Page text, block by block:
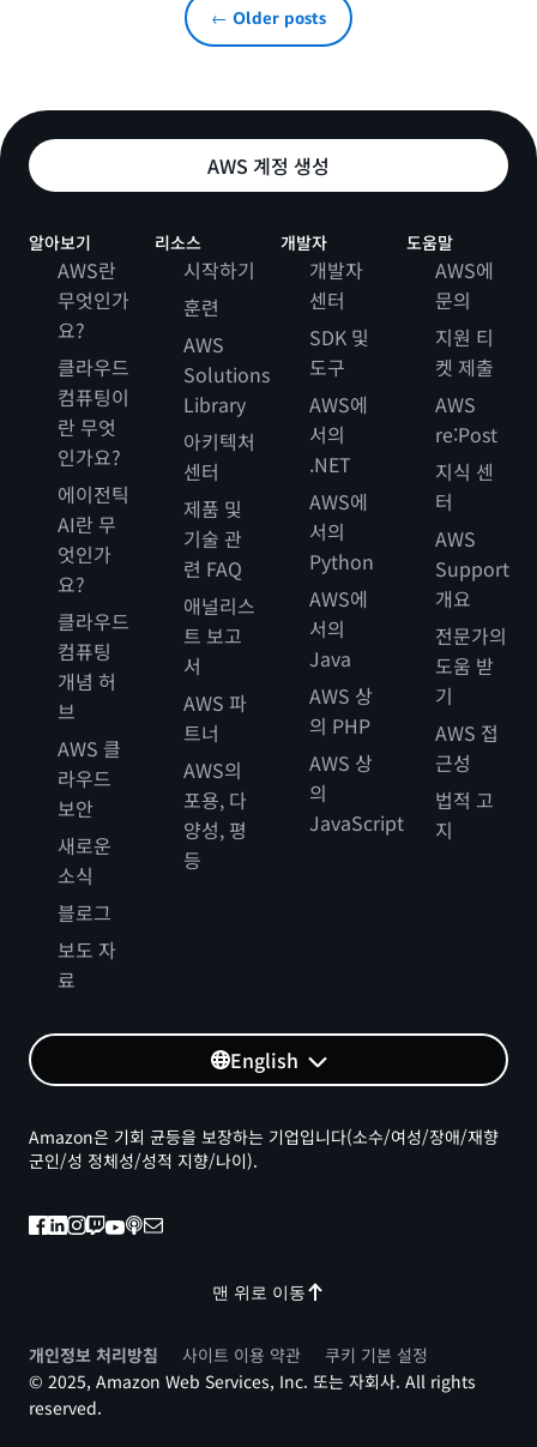
← Older posts
AWS 계정 생성
알아보기
AWS란
무엇인가
요?
클라우드
컴퓨팅이
란 무엇
인가요?
에이전틱
AI란 무
엇인가
요?
클라우드
컴퓨팅
개념 허
브
AWS 클
라우드
보안
새로운
소식
블로그
보도 자
료
리소스
시작하기
훈련
AWS
Solutions
Library
아키텍처
센터
제품 및
기술 관
련 FAQ
애널리스
트 보고
서
AWS 파
트너
AWS의
포용, 다
양성, 평
등
개발자
개발자
센터
SDK 및
도구
AWS에
서의
.NET
AWS에
서의
Python
AWS에
서의
Java
AWS 상
의 PHP
AWS 상
의
JavaScript
도움말
AWS에
문의
지원 티
켓 제출
AWS
re:Post
지식 센
터
AWS
Support
개요
전문가의
도움 받
기
AWS 접
근성
법적 고
지
English
맨 위로 이동
Amazon은 기회 균등을 보장하는 기업입니다(소수/여성/장애/재향
군인/성 정체성/성적 지향/나이).
개인정보 처리방침 사이트 이용 약관
쿠키 기본 설정
© 2025, Amazon Web Services, Inc. 또는 자회사. All rights
reserved.